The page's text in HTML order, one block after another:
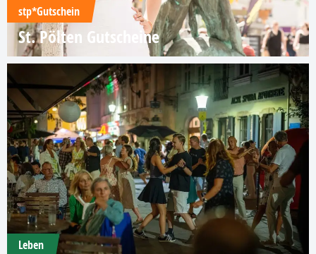
stp*Gutschein
St. Pölten Gutscheine
Leben